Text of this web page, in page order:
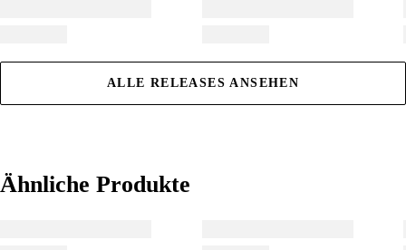
ALLE RELEASES ANSEHEN
Ähnliche Produkte
Ähnliche Produkte